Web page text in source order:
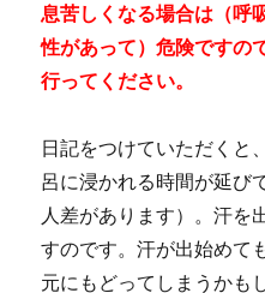
息苦しくなる場合は（呼
性があって）危険ですの
行ってください。
日記をつけていただくと
呂に浸かれる時間が延び
人差があります）。汗を
すのです。汗が出始めて
元にもどってしまうかも